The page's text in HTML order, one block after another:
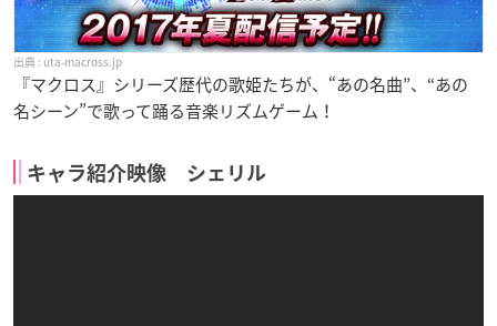
uta-macross.jp
『マクロス』シリーズ歴代の歌姫たちが、“あの名曲”、“あの
名シーン”で歌って踊る音楽リズムゲーム！
キャラ紹介映像 シェリル